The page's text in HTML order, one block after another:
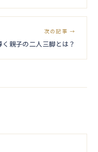
次の記事 →
親子の二人三脚とは？